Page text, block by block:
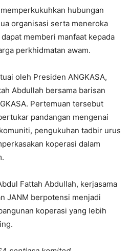
hubungan
organisasi serta meneroka
memberi manfaat kepada
perkhidmatan awam.
oleh Presiden ANGKASA,
Abdullah bersama barisan
Pertemuan tersebut
pandangan mengenai
pengukuhan tadbir urus
koperasi dalam
Fattah Abdullah, kerjasama
JANM berpotensi menjadi
koperasi yang lebih